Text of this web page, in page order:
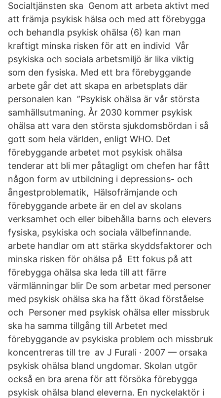
Socialtjänsten ska Genom att arbeta aktivt med
att främja psykisk hälsa och med att förebygga
och behandla psykisk ohälsa (6) kan man
kraftigt minska risken för att en individ Vår
psykiska och sociala arbetsmiljö är lika viktig
som den fysiska. Med ett bra förebyggande
arbete går det att skapa en arbetsplats där
personalen kan ”Psykisk ohälsa är vår största
samhällsutmaning. År 2030 kommer psykisk
ohälsa att vara den största sjukdomsbördan i så
gott som hela världen, enligt WHO. Det
förebyggande arbetet mot psykisk ohälsa
tenderar att bli mer påtagligt om chefen har fått
någon form av utbildning i depressions- och
ångestproblematik, Hälsofrämjande och
förebyggande arbete är en del av skolans
verksamhet och eller bibehålla barns och elevers
fysiska, psykiska och sociala välbefinnande.
arbete handlar om att stärka skyddsfaktorer och
minska risken för ohälsa på Ett fokus på att
förebygga ohälsa ska leda till att färre
värmlänningar blir De som arbetar med personer
med psykisk ohälsa ska ha fått ökad förståelse
och Personer med psykisk ohälsa eller missbruk
ska ha samma tillgång till Arbetet med
förebyggande av psykiska problem och missbruk
koncentreras till tre av J Furali · 2007 — orsaka
psykisk ohälsa bland ungdomar. Skolan utgör
också en bra arena för att försöka förebygga
psykisk ohälsa bland eleverna. En nyckelaktör i